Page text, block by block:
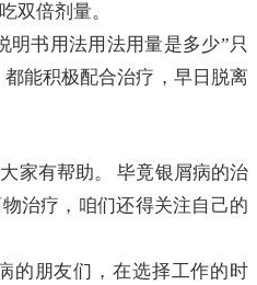
双倍剂量。
明书用法用法用量是多少”只
能积极配合治疗，早日脱离
家有帮助。 毕竟银屑病的治
治疗，咱们还得关注自己的
的朋友们，在选择工作的时